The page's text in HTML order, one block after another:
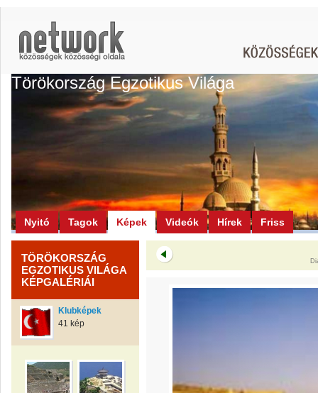
Törökország Egzotikus Világa
Nyitó Tagok Képek Videók Hírek Friss
TÖRÖKORSZÁG
EGZOTIKUS VILÁGA
KÉPGALÉRIÁI
Klubképek
41 kép